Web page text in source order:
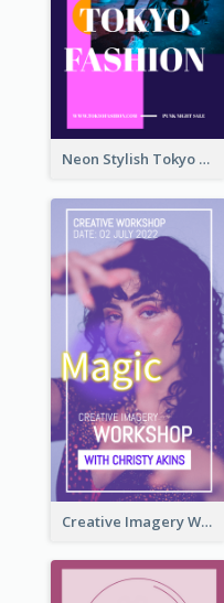
Neon Stylish Tokyo Fashion Night Sale Instagram Design
Creative Imagery Workshop Instagram Stories